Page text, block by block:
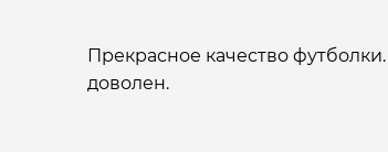
Прекрасное качество
доволен.